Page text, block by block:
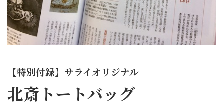
【特別付録】サライオリジナル
北斎トートバッグ